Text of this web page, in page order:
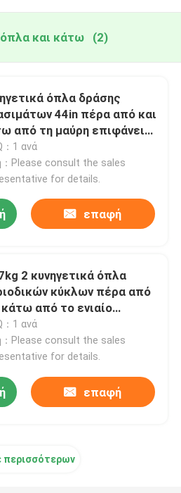
όπλα και κάτω (2)
όπλα δράσης
44in πέρα από και
από τη μαύρη επιφάνεια
12 μετρητών
：1 ανά
：Please consult the sales
for details.
επαφή
2 κυνηγετικά όπλα
κύκλων πέρα από
κάτω από το ενιαίο
κυνηγετικό όπλο
σπασιμάτων
：1 ανά
：Please consult the sales
for details.
επαφή
περισσότερων